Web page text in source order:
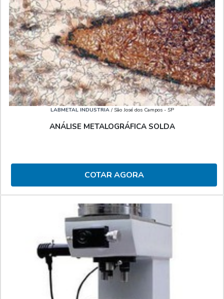
LABMETAL INDUSTRIA/ São José dos Campos - SP
ANÁLISE METALOGRÁFICA SOLDA
COTAR AGORA